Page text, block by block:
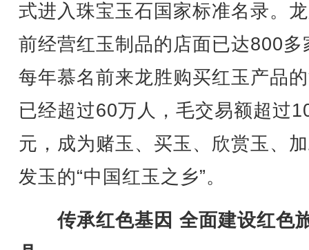
式进入珠宝玉石国家标准名录。
前经营红玉制品的店面已达800多
每年慕名前来龙胜购买红玉产品
已经超过60万人，毛交易额超过
元，成为赌玉、买玉、欣赏玉、
发玉的“中国红玉之乡”。
传承红色基因 全面建设红色